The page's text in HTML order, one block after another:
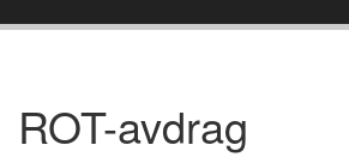
ROT-avdrag